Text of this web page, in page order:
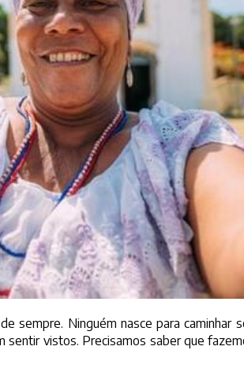
sempre. Ninguém nasce para caminhar
sentir vistos. Precisamos saber que